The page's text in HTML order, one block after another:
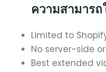
ความสามาร
Limited to
No server-side
Best extended